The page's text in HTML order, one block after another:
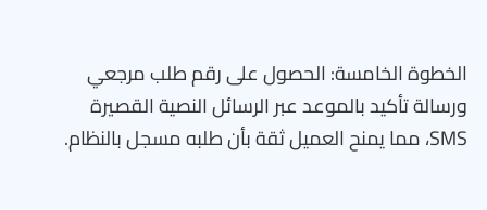
الخطوة الخامسة: الحصول على رقم طلب مرجعي
ورسالة تأكيد بالموعد عبر الرسائل النصية القصيرة
SMS، مما يمنح العميل ثقة بأن طلبه مسجل بالنظام.